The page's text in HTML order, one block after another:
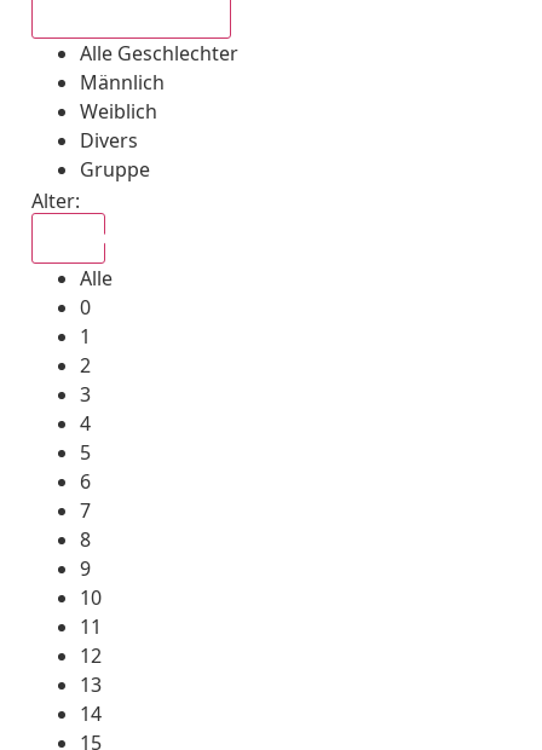
Alle Geschlechter
Männlich
Weiblich
Divers
Gruppe
Alter:
Alle
0
1
2
3
4
5
6
7
8
9
10
11
12
13
14
15